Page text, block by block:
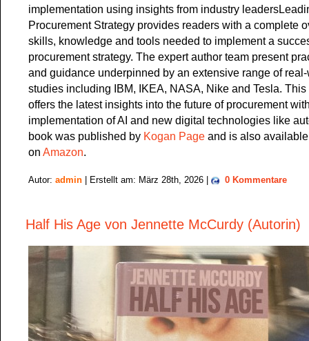
implementation using insights from industry
Procurement Strategy provides readers with a complete
skills, knowledge and tools needed to implement a
procurement strategy. The expert author team present
and guidance underpinned by an extensive range of
studies including IBM, IKEA, NASA, Nike and Tesla.
offers the latest insights into the future of procurement
implementation of AI and new digital technologies like
book was published by Kogan Page and is also
on Amazon.
Autor: admin | Erstellt am: März 28th, 2026 | 0 Kommentare
Half His Age von Jennette McCurdy (Autorin)